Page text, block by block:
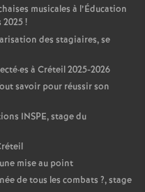
musicales à l’Éducation
2025!
des stagiaires, se
·es à Créteil 2025-2026
savoir pour réussir son
INSPE, stage du
mise au point
de tous les combats ?, stage